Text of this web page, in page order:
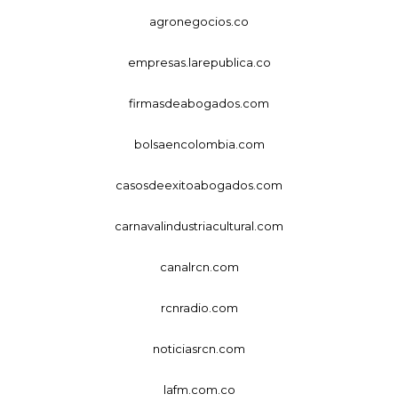
agronegocios.co
empresas.larepublica.co
firmasdeabogados.com
bolsaencolombia.com
casosdeexitoabogados.com
carnavalindustriacultural.com
canalrcn.com
rcnradio.com
noticiasrcn.com
lafm.com.co